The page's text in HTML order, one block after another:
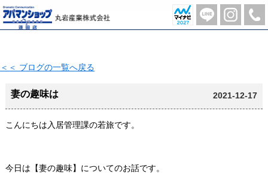
妻の趣味は【2021-12-17更新】 | 蓮田市の不動産のことならアパマンショップ蓮田店-丸岩産業株式会社-
＜＜ ブログの一覧へ戻る
妻の趣味は 2021-12-17
こんにちは入居管理課の若旅です。
今日は【妻の趣味】についてのお話です。